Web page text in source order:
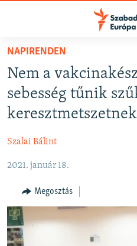
Akadálymentes
Ugrás
fő
oldalra
Ugrás
tartalomjegyzékre
AKTUÁLIS
PODCASTOK
ELEMZŐ
NER15
SZABADON
TÁRSADALOM
DEMOKRÁCIA
NAPIRENDEN
Nem a
sebesség tűnik
Szalai Bálint
2021. január 18.
Megosztás